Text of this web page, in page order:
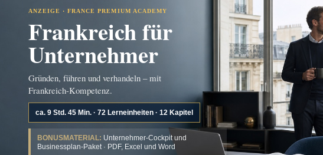
ANZEIGE · FRANCE PREMIUM ACADEMY
Frankreich für
Unternehmer
Gründen, führen und verhandeln – mit
Frankreich-Kompetenz.
ca. 9 Std. 45 Min. · 72 Lerneinheiten · 12 Kapitel
BONUSMATERIAL: Unternehmer-Cockpit und
Businessplan-Paket · PDF, Excel und Word